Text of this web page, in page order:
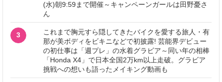
(水)朝9:59まで開催～キャンペーンガールは田野憂さ
ん
3
これまで胸元すら隠してきたバイクを愛する旅人・有
那が美ボディをビキニなどで初披露! 芸能界デビュー
の初仕事は「週プレ」の水着グラビア～同い年の相棒
「Honda X4」で日本全国2万km以上走破。グラビア
挑戦への想いも語ったメイキング動画も